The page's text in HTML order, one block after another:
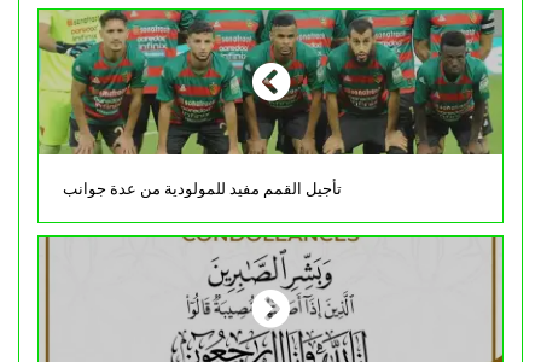
تأجيل القمم مفيد للمولودية من عدة جوانب